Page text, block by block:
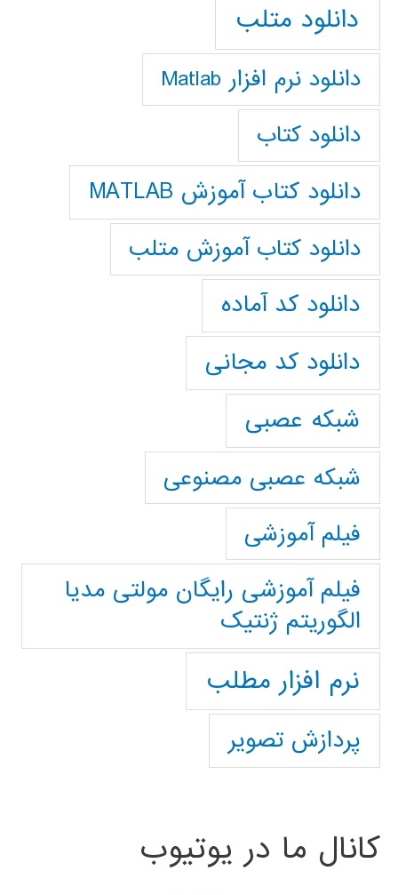
دانلود متلب
دانلود نرم افزار Matlab
دانلود کتاب
دانلود کتاب آموزش MATLAB
دانلود کتاب آموزش متلب
دانلود کد آماده
دانلود کد مجانی
شبکه عصبی
شبکه عصبی مصنوعی
فیلم آموزشی
فیلم آموزشی رایگان مولتی مدیا
الگوریتم ژنتیک
نرم افزار مطلب
پردازش تصویر
کانال ما در یوتیوب